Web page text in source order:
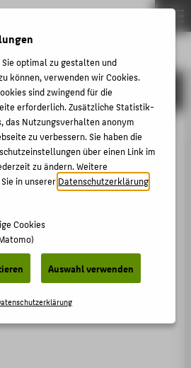
Wirtschaft Berlin
und Arbeit 4.0
› Vortrag › 2016
FÜR
optimal zu gestalten und
können, verwenden wir Cookies.
sind zwingend für die
erforderlich. Zusätzliche Statistik-
das Nutzungsverhalten anonym
zu verbessern. Sie haben die
über einen Link im
zu ändern. Weitere
in unsererDatenschutzerklärung
Cookies
Auswahl verwenden